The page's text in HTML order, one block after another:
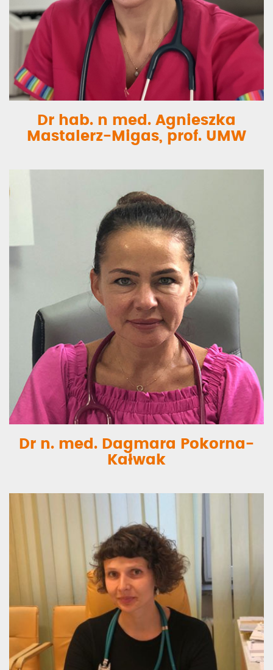
Dr hab. n med. Agnieszka
Mastalerz-Migas, prof. UMW
Dr n. med. Dagmara Pokorna-
Kałwak